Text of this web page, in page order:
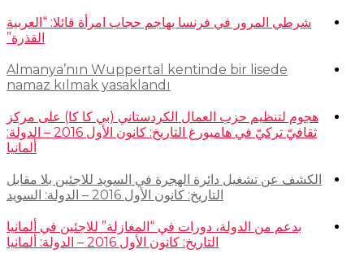
شرطي المرور في فرنسا يهاجم حجاب امرأة قائلا: “العربية
القذرة”
Almanya’nın Wuppertal kentinde bir lisede
namaz kılmak yasaklandı
هجوم لتنظيم حزب العمال الكردستاني (بي كا كا) على مركز
ثقافيّ تركيّ في هامبورغ التاريخ: كانون الأول 2016 – الدولة:
ألمانيا
الكشف عن تشغيل دائرة الهجرة في السويد للاجئين بلا مقابل
التاريخ: كانون الأول 2016 – الدولة: السويد
بدعم من الدولة، دورات في “المغازلة” للاجئين في ألمانيا
التاريخ: كانون الأول 2016 – الدولة: ألمانيا